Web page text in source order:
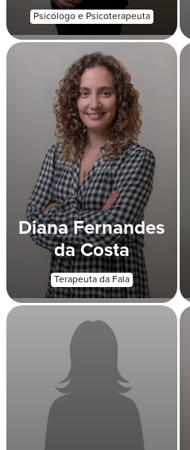
Psicólogo e Psicoterapeuta
Diana Fernandes
da Costa
Terapeuta da Fala